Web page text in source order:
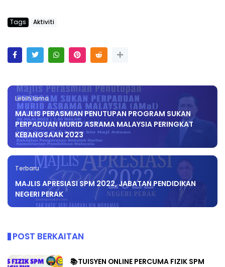
Tags Aktiviti
Lebih lama
MAJLIS PERASMIAN PENUTUPAN PROGRAM SUKAN
PERPADUAN MURID ASRAMA MALAYSIA PERINGKAT
KEBANGSAAN 2023
Terbaru
MAJLIS APRESIASI SPM 2022, JABATAN PENDIDIKAN
NEGERI PERAK
POST BERKAITAN
📚TUISYEN ONLINE PERCUMA FIZIK SPM